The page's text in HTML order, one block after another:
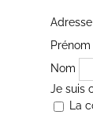
Prénom
Nom
Je suis
La